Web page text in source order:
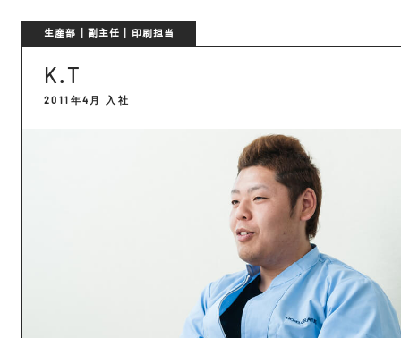
生産部｜副主任｜印刷担当
K.T
2011年4月 入社